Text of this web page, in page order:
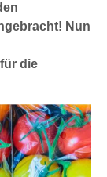
Nun
die